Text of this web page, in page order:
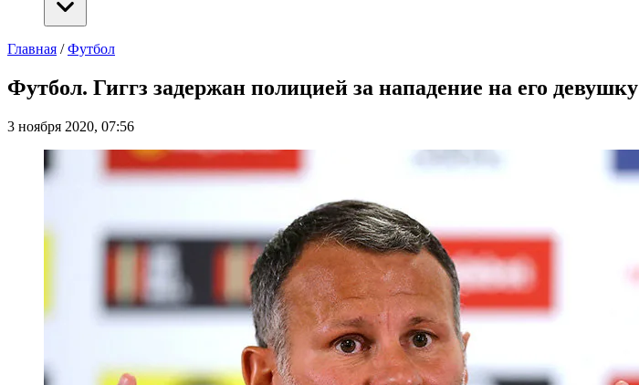
Главная / Футбол
Футбол. Гиггз задержан полицией за нападение на его девушку
3 ноября 2020, 07:56